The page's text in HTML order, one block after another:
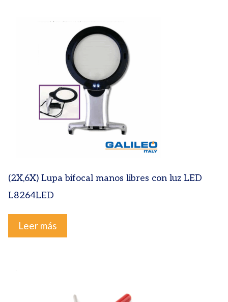
(2X,6X) Lupa bifocal manos libres con luz LED
L8264LED
Leer más